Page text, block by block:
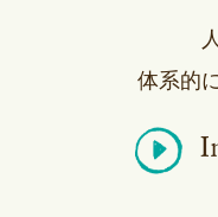
体系的